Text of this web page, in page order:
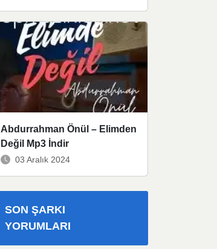
Abdurrahman Önül – Elimden
Değil Mp3 İndir
03 Aralık 2024
SON ŞARKI
YORUMLARI